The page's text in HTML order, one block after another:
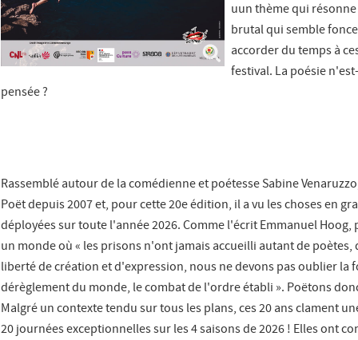
uun thème qui
brutal qui semble
accorder du temps à
festival. La poésie
pensée ?
Rassemblé autour de la comédienne et poétesse Sabine
Poët depuis 2007 et, pour cette 20e édition, il a vu les choses en
déployées sur toute l'année 2026. Comme l'écrit Emmanuel
un monde où « les prisons n'ont jamais accueilli autant de
liberté de création et d'expression, nous ne devons pas oublier la
dérèglement du monde, le combat de l'ordre établi ». Poëtons
Malgré un contexte tendu sur tous les plans, ces 20 ans clament
20 journées exceptionnelles sur les 4 saisons de 2026 ! Elles ont